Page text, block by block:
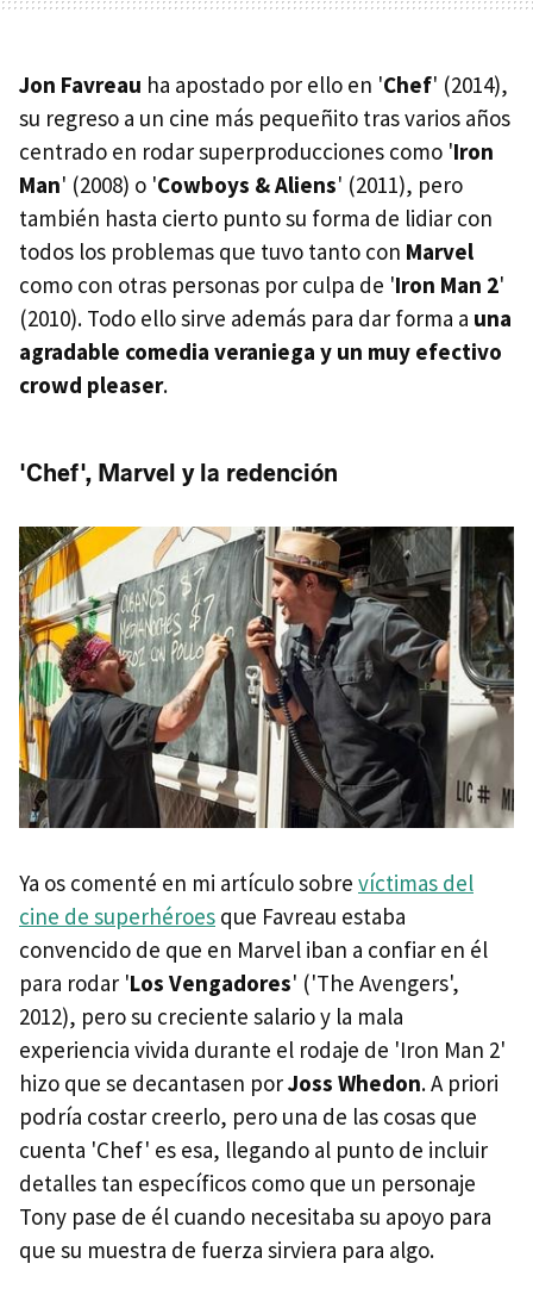
Jon Favreau ha apostado por ello en 'Chef' (2014),
su regreso a un cine más pequeñito tras varios años
centrado en rodar superproducciones como 'Iron
Man' (2008) o 'Cowboys & Aliens' (2011), pero
también hasta cierto punto su forma de lidiar con
todos los problemas que tuvo tanto con Marvel
como con otras personas por culpa de 'Iron Man 2'
(2010). Todo ello sirve además para dar forma a una
agradable comedia veraniega y un muy efectivo
crowd pleaser.
'Chef', Marvel y la redención
Ya os comenté en mi artículo sobre víctimas del
cine de superhéroes que Favreau estaba
convencido de que en Marvel iban a confiar en él
para rodar 'Los Vengadores' ('The Avengers',
2012), pero su creciente salario y la mala
experiencia vivida durante el rodaje de 'Iron Man 2'
hizo que se decantasen porJoss Whedon. A priori
podría costar creerlo, pero una de las cosas que
cuenta 'Chef' es esa, llegando al punto de incluir
detalles tan específicos como que un personaje
Tony pase de él cuando necesitaba su apoyo para
que su muestra de fuerza sirviera para algo.